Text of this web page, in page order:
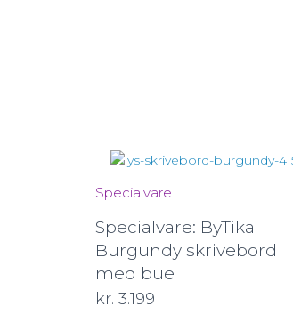
Specialvare
Specialvare: ByTika
Burgundy skrivebord
med bue
kr. 3.199